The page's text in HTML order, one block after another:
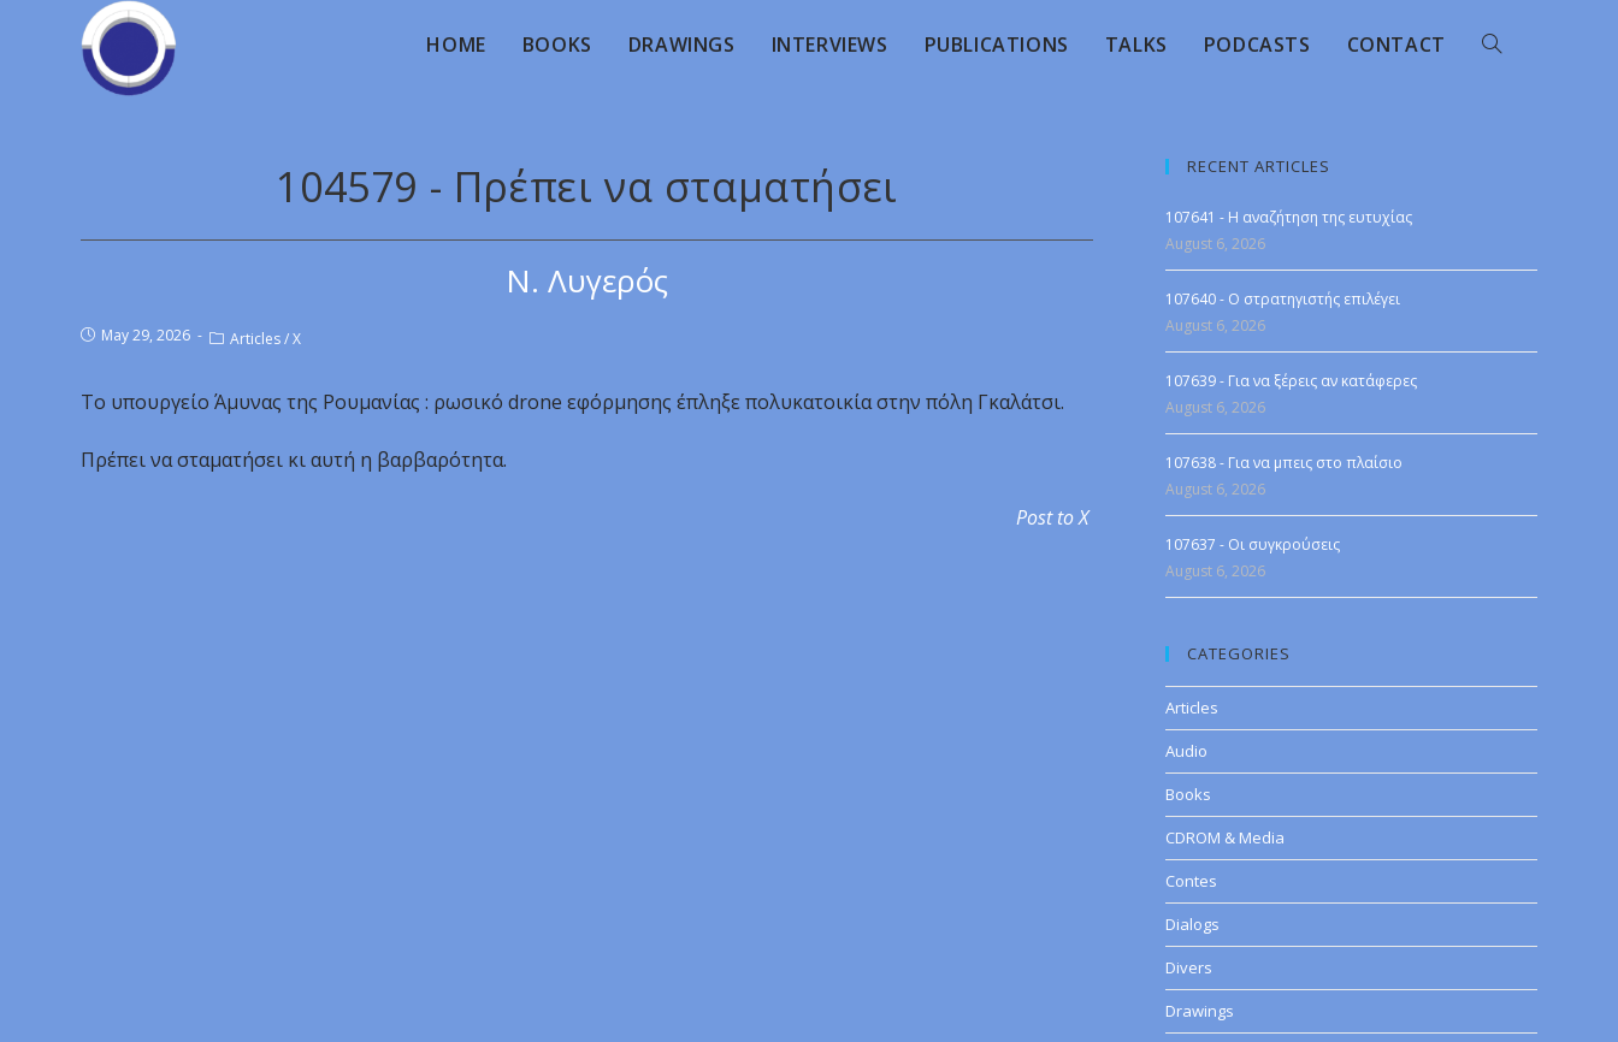
HOME BOOKS DRAWINGS INTERVIEWS PUBLICATIONS TALKS PODCASTS CONTACT
104579 - Πρέπει να σταματήσει
Ν. Λυγερός
May 29, 2026 Articles/X
Το υπουργείο Άμυνας της Ρουμανίας : ρωσικό drone εφόρμησης έπληξε πολυκατοικία στην πόλη Γκαλάτσι.
Πρέπει να σταματήσει κι αυτή η βαρβαρότητα.
Post to X
RECENT ARTICLES
107641 - Η αναζήτηση της ευτυχίας
August 6, 2026
107640 - Ο στρατηγιστής επιλέγει
August 6, 2026
107639 - Για να ξέρεις αν κατάφερες
August 6, 2026
107638 - Για να μπεις στο πλαίσιο
August 6, 2026
107637 - Οι συγκρούσεις
August 6, 2026
CATEGORIES
Articles
Audio
Books
CDROM & Media
Contes
Dialogs
Divers
Drawings